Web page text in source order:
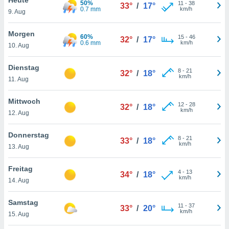
oder
Partner
es uns
das
der
Profil zu
Ihnen
finden
. Sie
jederzeit
Rand
9. Aug
50%
0.7 mm
33° / 17° 11 - 38
km/h
Morgen
10. Aug
60%
0.6 mm
32° / 17° 15- 46
km/h
Dienstag
11. Aug
32° / 18° 8- 21
km/h
Mittwoch
12. Aug
32° / 18° 12- 28
km/h
Donnerstag
13. Aug
33° / 18° 8- 21
km/h
Freitag
14. Aug
34° / 18° 4- 13
km/h
Samstag
15. Aug
33° / 20° 11 - 37
km/h